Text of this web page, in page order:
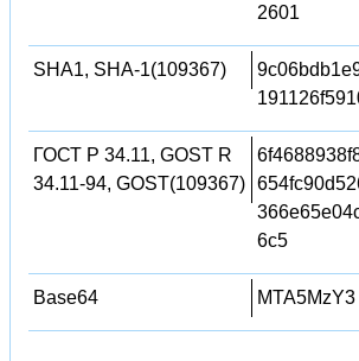
2601
SHA1, SHA-1(109367)
ГОСТ Р 34.11, GOST R
34.11-94, GOST(109367)
6c5
Base64 MTA5MzY3